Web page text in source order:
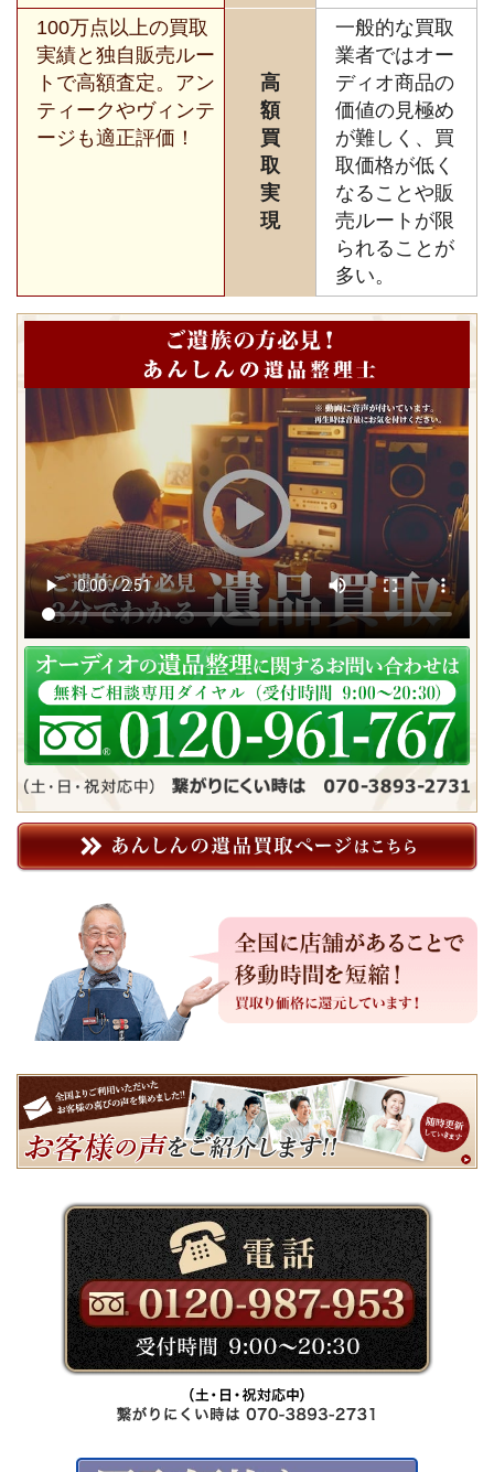
100万点以上の買取
実績と独自販売ルー
トで高額査定。アン
ティークやヴィンテ
ージも適正評価！
高
額
買
取
実
現
一般的な買取
業者ではオー
ディオ商品の
価値の見極め
が難しく、買
取価格が低く
なることや販
売ルートが限
られることが
多い。